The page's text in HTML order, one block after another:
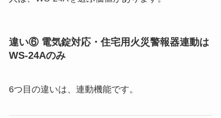
違い⑥ 電気錠対応・住宅用火災警報器連動は
WS-24Aのみ
6つ目の違いは、連動機能です。